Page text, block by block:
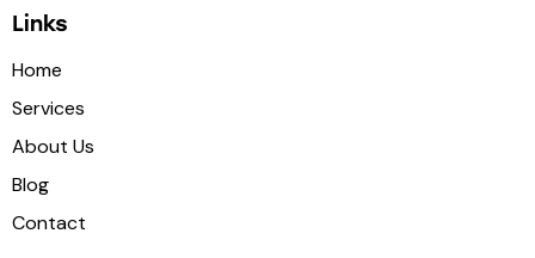
Links
Home
Services
About Us
Blog
Contact